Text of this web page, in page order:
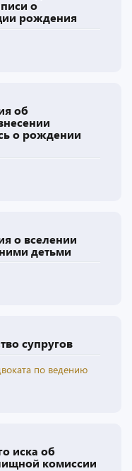
о
рождения
об
о рождении
о вселении
детьми
супругов
по ведению
иска об
комиссии